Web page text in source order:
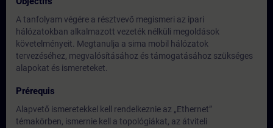
A tanfolyam végére a résztvevő megismeri az ipari
hálózatokban alkalmazott vezeték nélküli megoldások
követelményeit. Megtanulja a sima mobil hálózatok
tervezéséhez, megvalósításához és támogatásához szükséges
alapokat és ismereteket.
Prérequis
Alapvető ismeretekkel kell rendelkeznie az „Ethernet”
témakörben, ismernie kell a topológiákat, az átviteli